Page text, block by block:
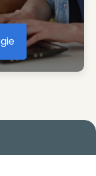
Synergie